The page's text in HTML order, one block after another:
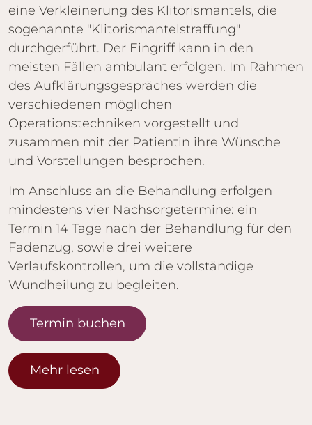
eine Verkleinerung des Klitorismantels, die
sogenannte "Klitorismantelstraffung"
durchgerführt. Der Eingriff kann in den
meisten Fällen ambulant erfolgen. Im Rahmen
des Aufklärungsgespräches werden die
verschiedenen möglichen
Operationstechniken vorgestellt und
zusammen mit der Patientin ihre Wünsche
und Vorstellungen besprochen.
Im Anschluss an die Behandlung erfolgen
mindestens vier Nachsorgetermine: ein
Termin 14 Tage nach der Behandlung für den
Fadenzug, sowie drei weitere
Verlaufskontrollen, um die vollständige
Wundheilung zu begleiten.
Termin buchen
Mehr lesen